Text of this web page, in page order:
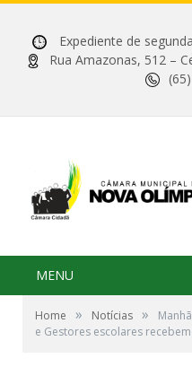
Expediente de
Rua Amazonas, 512
MENU
Home » Notícias »
e Gestores escolares